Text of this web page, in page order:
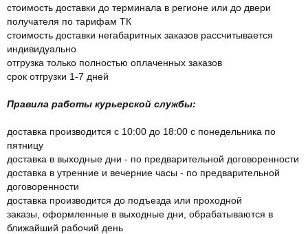
стоимость доставки до терминала в регионе или до двери
получателя по тарифам ТК
стоимость доставки негабаритных заказов рассчитывается
индивидуально
отгрузка только полностью оплаченных заказов
срок отгрузки 1-7 дней
Правила работы курьерской службы:
доставка производится с 10:00 до 18:00 с понедельника по
пятницу
доставка в выходные дни - по предварительной договоренности
доставка в утренние и вечерние часы - по предварительной
договоренности
доставка производится до подъезда или проходной
заказы, оформленные в выходные дни, обрабатываются в
ближайший рабочий день